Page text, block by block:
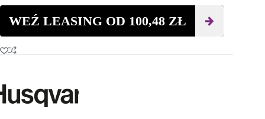
WEŹ LEASING OD 100,48 ZŁ